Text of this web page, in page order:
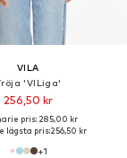
VILA
'VILiga'
256,50 kr
pris: 285,00 kr
lägsta pris:256,50 kr
+1